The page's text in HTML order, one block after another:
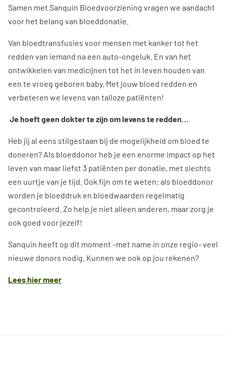
Samen met Sanquin Bloedvoorziening vragen we aandacht
voor het belang van bloeddonatie.
Van bloedtransfusies voor mensen met kanker tot het
redden van iemand na een auto-ongeluk. En van het
ontwikkelen van medicijnen tot het in leven houden van
een te vroeg geboren baby. Met jouw bloed redden en
verbeteren we levens van talloze patiënten!
Je hoeft geen dokter te zijn om levens te redden…
Heb jij al eens stilgestaan bij de mogelijkheid om bloed te
doneren? Als bloeddonor heb je een enorme impact op het
leven van maar liefst 3 patiënten per donatie, met slechts
een uurtje van je tijd. Ook fijn om te weten: als bloeddonor
worden je bloeddruk en bloedwaarden regelmatig
gecontroleerd. Zo help je niet alleen anderen, maar zorg je
ook goed voor jezelf!
Sanquin heeft op dit moment –met name in onze regio- veel
nieuwe donors nodig. Kunnen we ook op jou rekenen?
Lees hier meer